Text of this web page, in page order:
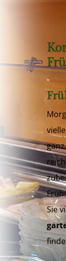
Sie